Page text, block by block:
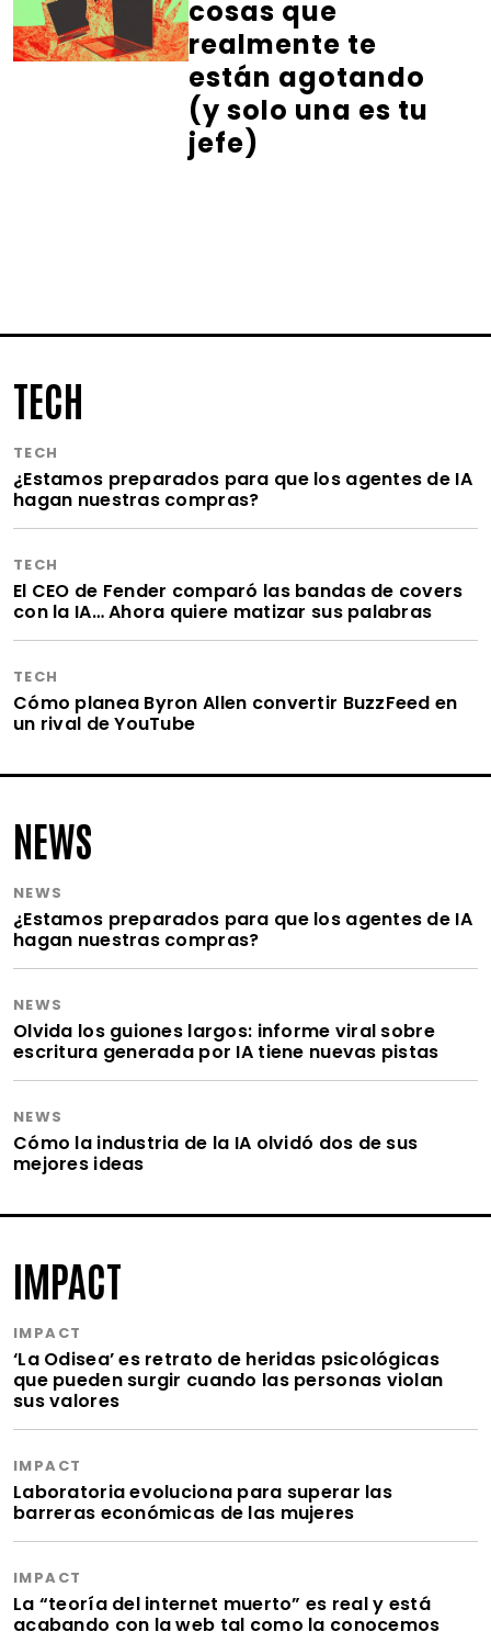
cosas que
realmente te
están agotando
(y solo una es tu
jefe)
TECH
TECH
¿Estamos preparados para que los agentes de IA
hagan nuestras compras?
TECH
El CEO de Fender comparó las bandas de covers
con la IA… Ahora quiere matizar sus palabras
TECH
Cómo planea Byron Allen convertir BuzzFeed en
un rival de YouTube
NEWS
NEWS
¿Estamos preparados para que los agentes de IA
hagan nuestras compras?
NEWS
Olvida los guiones largos: informe viral sobre
escritura generada por IA tiene nuevas pistas
NEWS
Cómo la industria de la IA olvidó dos de sus
mejores ideas
IMPACT
IMPACT
‘La Odisea’ es retrato de heridas psicológicas
que pueden surgir cuando las personas violan
sus valores
IMPACT
Laboratoria evoluciona para superar las
barreras económicas de las mujeres
IMPACT
La “teoría del internet muerto” es real y está
acabando con la web tal como la conocemos